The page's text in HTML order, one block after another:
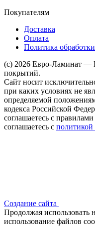
Покупателям
Доставка
Оплата
Политика
(c) 2026 Евро-Ламинат —
покрытий.
Сайт носит
при каких условиях не
определяемой
кодекса Российской
соглашаетесь с
соглашаетесь с политикой
Создание сайта
Продолжая использовать
использование файлов